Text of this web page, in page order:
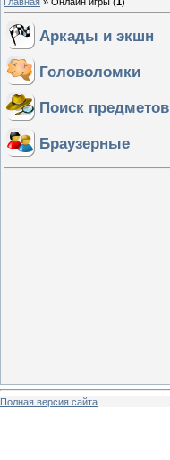
Аркады и экшн
Головоломки
Поиск предметов
Браузерные
Полная версия сайта